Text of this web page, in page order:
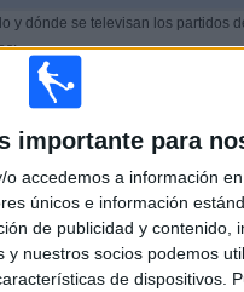
importante para
o accedemos a información
únicos e información
de publicidad y contenido,
y nuestros socios podemos
de dispositivos.
y dónde se televisan los partidos
Al Ahli - Al-Duhail SC
13/04/2026 AFC Champions
OneFootball